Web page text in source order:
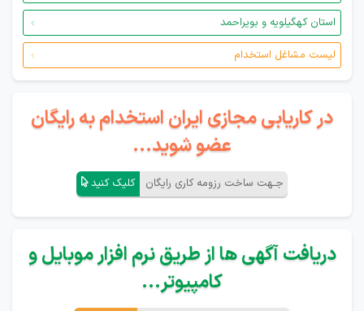
استان کهگیلویه و بویراحمد
لیست مشاغل استخدام
در کاریابی مجازی ایران استخدام به رایگان
عضو شوید...
جـهت ساخت رزومه کاری رایگان کلیک کنید
دریافت آگهی ها از طریق نرم افزار موبایل و
کامپیوتر...